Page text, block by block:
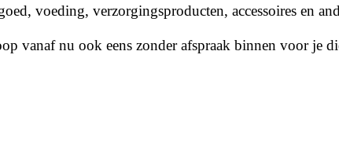
voeding, verzorgingsproducten, accessoires en
vanaf nu ook eens zonder afspraak binnen voor je